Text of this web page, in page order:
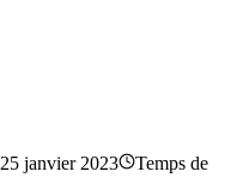
25 janvier 2023
Temps de